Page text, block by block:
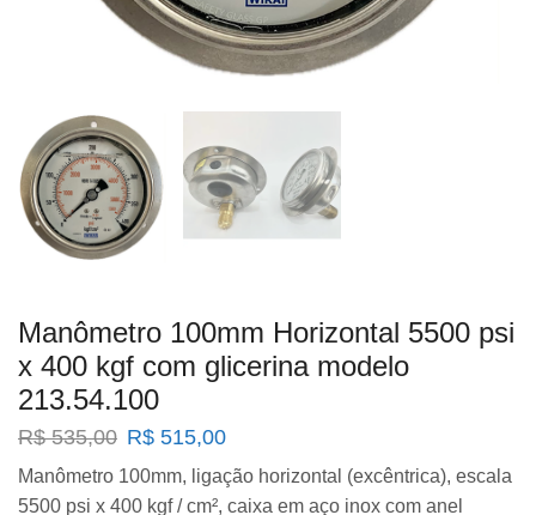
Manômetro 100mm Horizontal 5500 psi
x 400 kgf com glicerina modelo
213.54.100
R$535,00 O
original
R$ 515,00O
atual
Manômetro 100mm, ligação horizontal (excêntrica), escala
5500 psi x 400 kgf / cm², caixa em aço inox com anel